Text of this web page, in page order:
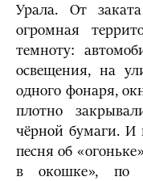
Урала. От
огромная
темноту:
освещения, на
одного фонаря,
плотно
чёрной бумаги. И
песня об
в окошке», по